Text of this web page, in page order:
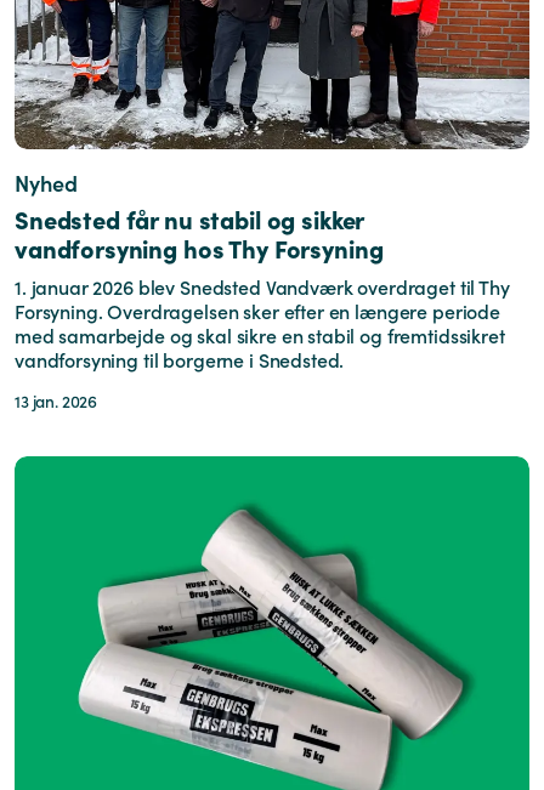
Nyhed
Snedsted får nu stabil og sikker
vandforsyning hos Thy Forsyning
1. januar 2026 blev Snedsted Vandværk overdraget til Thy
Forsyning. Overdragelsen sker efter en længere periode
med samarbejde og skal sikre en stabil og fremtidssikret
vandforsyning til borgerne i Snedsted.
13 jan. 2026